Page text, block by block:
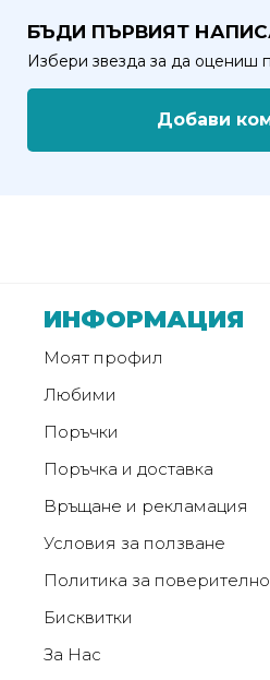
Дизайн
Weberest
БЪДИ ПЪРВИЯТ
Избери звезда за да оцениш
Добави
ИНФОРМАЦИЯ
Моят профил
Любими
Поръчки
Поръчка и доставка
Връщане и рекламация
Условия за ползване
Политика за
Бисквитки
За Нас